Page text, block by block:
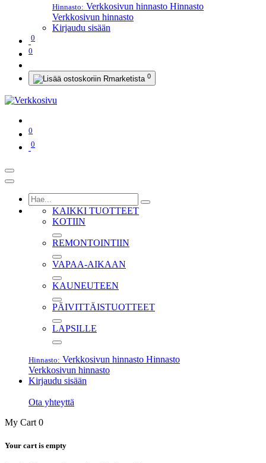
Hinnasto: Verkkosivun hinnasto Hinnasto
Verkkosivun hinnasto
Kirjaudu sisään
0
0
0
0
0
KAIKKI TUOTTEET
KOTIIN
REMONTOINTIIN
VAPAA-AIKAAN
KAUNEUTEEN
PÄIVITTÄISTUOTTEET
LAPSILLE
Hinnasto: Verkkosivun hinnasto Hinnasto
Verkkosivun hinnasto
Kirjaudu sisään
Ota yhteyttä
My Cart 0
Your cart is empty